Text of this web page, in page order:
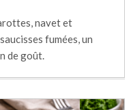
navet et
fumées, un
de goût.